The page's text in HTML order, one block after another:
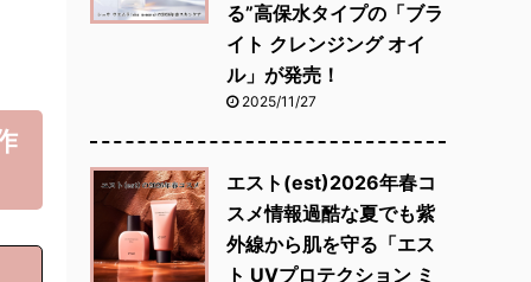
る”高保水タイプの「ブラ
イト クレンジング オイ
ル」が発売！
2025/11/27
エスト(est)2026年春コ
スメ情報過酷な夏でも紫
外線から肌を守る「エス
ト UVプロテクション ミ